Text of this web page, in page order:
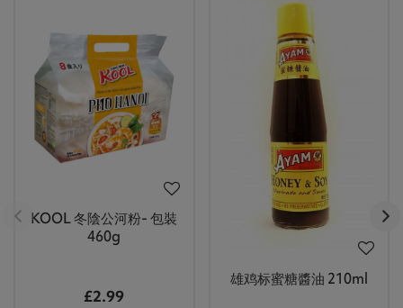
KOOL 冬陰公河粉- 包裝
460g
£2.99
雄鸡标蜜糖醬油 210ml